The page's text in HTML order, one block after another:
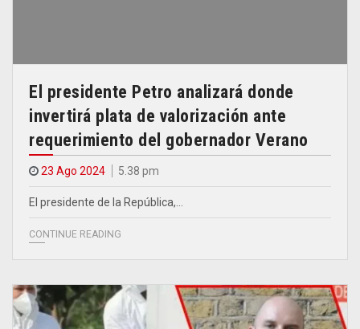
El presidente Petro analizará donde
invertirá plata de valorización ante
requerimiento del gobernador Verano
23 Ago 2024 5.38 pm
El presidente de la República,…
CONTINUE READING